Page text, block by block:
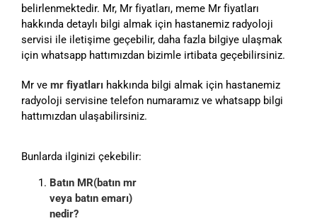
belirlenmektedir. Mr, Mr fiyatları, meme Mr fiyatları
hakkında detaylı bilgi almak için hastanemiz radyoloji
servisi ile iletişime geçebilir, daha fazla bilgiye ulaşmak
için whatsapp hattımızdan bizimle irtibata geçebilirsiniz.
Mr ve mr fiyatları hakkında bilgi almak için hastanemiz
radyoloji servisine telefon numaramız ve whatsapp bilgi
hattımızdan ulaşabilirsiniz.
Bunlarda ilginizi çekebilir:
Batın MR(batın mr
veya batın emarı)
nedir?